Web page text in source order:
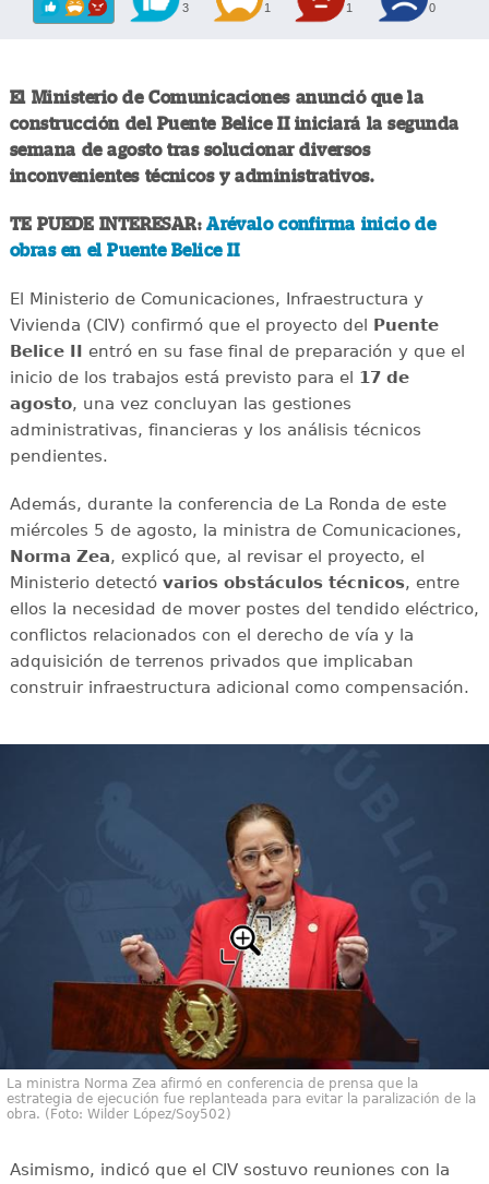
3 1 1 0
El Ministerio de Comunicaciones anunció que la
construcción del Puente Belice II iniciará la segunda
semana de agosto tras solucionar diversos
inconvenientes técnicos y administrativos.
TE PUEDE INTERESAR:Arévalo confirma inicio de
obras en el Puente Belice II
El Ministerio de Comunicaciones, Infraestructura y
Vivienda (CIV) confirmó que el proyecto del Puente
Belice II entró en su fase final de preparación y que el
inicio de los trabajos está previsto para el 17 de
agosto, una vez concluyan las gestiones
administrativas, financieras y los análisis técnicos
pendientes.
Además, durante la conferencia de La Ronda de este
miércoles 5 de agosto, la ministra de Comunicaciones,
Norma Zea, explicó que, al revisar el proyecto, el
Ministerio detectó varios obstáculos técnicos, entre
ellos la necesidad de mover postes del tendido eléctrico,
conflictos relacionados con el derecho de vía y la
adquisición de terrenos privados que implicaban
construir infraestructura adicional como compensación.
La ministra Norma Zea afirmó en conferencia de prensa que la
estrategia de ejecución fue replanteada para evitar la paralización de la
obra. (Foto: Wilder López/Soy502)
Asimismo, indicó que el CIV sostuvo reuniones con la